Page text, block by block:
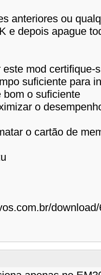
anteriores ou
e depois apague
mod certifique-
suficiente para
bom o suficiente
o
o cartão de